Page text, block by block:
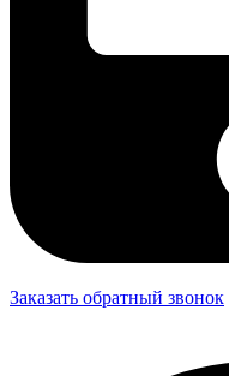
Заказать обратный звонок